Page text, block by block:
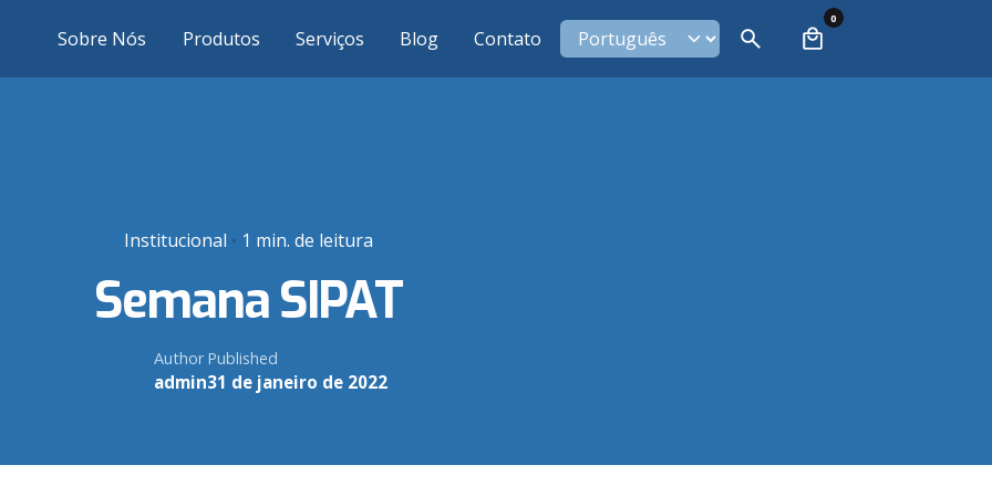
Sobre Nós Produtos Serviços Blog Contato
0
Institucional 1 min. de leitura
Semana SIPAT
Author
admin
Published
31 de janeiro de 2022